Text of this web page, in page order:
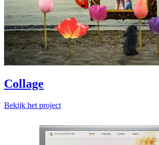
Collage
Bekijk het project